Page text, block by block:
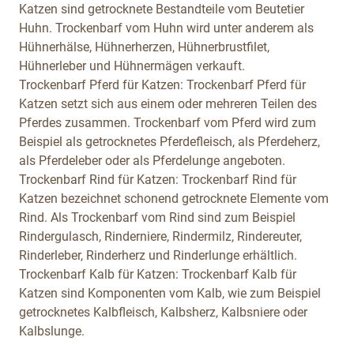
Katzen sind getrocknete Bestandteile vom Beutetier
Huhn. Trockenbarf vom Huhn wird unter anderem als
Hühnerhälse, Hühnerherzen, Hühnerbrustfilet,
Hühnerleber und Hühnermägen verkauft.
Trockenbarf Pferd für Katzen: Trockenbarf Pferd für
Katzen setzt sich aus einem oder mehreren Teilen des
Pferdes zusammen. Trockenbarf vom Pferd wird zum
Beispiel als getrocknetes Pferdefleisch, als Pferdeherz,
als Pferdeleber oder als Pferdelunge angeboten.
Trockenbarf Rind für Katzen: Trockenbarf Rind für
Katzen bezeichnet schonend getrocknete Elemente vom
Rind. Als Trockenbarf vom Rind sind zum Beispiel
Rindergulasch, Rinderniere, Rindermilz, Rindereuter,
Rinderleber, Rinderherz und Rinderlunge erhältlich.
Trockenbarf Kalb für Katzen: Trockenbarf Kalb für
Katzen sind Komponenten vom Kalb, wie zum Beispiel
getrocknetes Kalbfleisch, Kalbsherz, Kalbsniere oder
Kalbslunge.